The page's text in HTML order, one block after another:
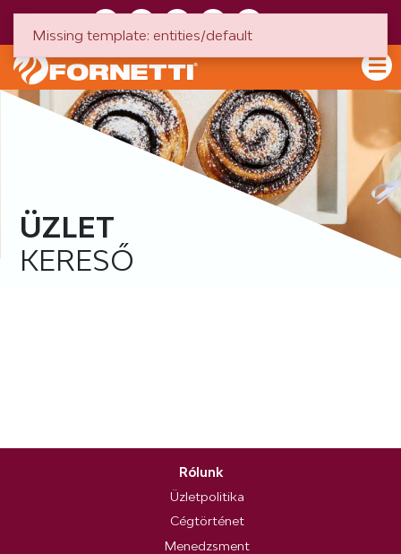
ÜZLET
KERESŐ
Rólunk
Üzletpolitika
Cégtörténet
Menedzsment
Missing template: entities/default